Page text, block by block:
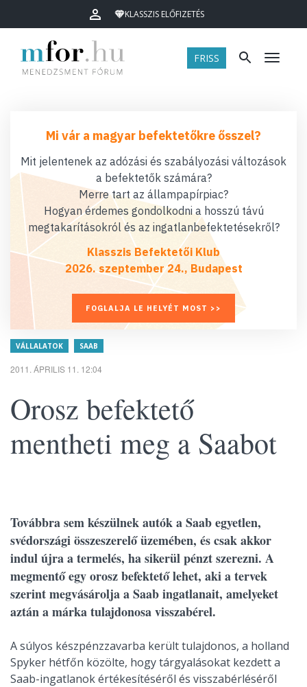
KLASSZIS ELŐFIZETÉS
FRISS Menü
Mi vár a magyar befektetőkre ősszel?
Mit jelentenek az adózási és szabályozási változások
a befektetők számára?
Merre tart az állampapírpiac?
Hogyan érdemes gondolkodni a hosszú távú
megtakarításokról és az ingatlanbefektetésekről?
Klasszis Befektetői Klub
2026. szeptember 24., Budapest
FOGLALJA LE HELYÉT MOST >>
VÁLLALATOK SAAB
2011. ÁPRILIS 11. 12:04
Orosz befektető
mentheti meg a Saabot
Továbbra sem készülnek autók a Saab egyetlen,
svédországi összeszerelő üzemében, és csak akkor
indul újra a termelés, ha sikerül pénzt szerezni. A
megmentő egy orosz befektető lehet, aki a tervek
szerint megvásárolja a Saab ingatlanait, amelyeket
aztán a márka tulajdonosa visszabérel.
A súlyos készpénzzavarba került tulajdonos, a holland
Spyker hétfőn közölte, hogy tárgyalásokat kezdett a
Saab-ingatlanok értékesítéséről és visszabérléséről